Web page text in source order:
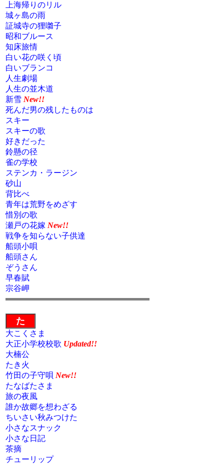
上海帰りのリル
城ヶ島の雨
証城寺の狸囃子
昭和ブルース
知床旅情
白い花の咲く頃
白いブランコ
人生劇場
人生の並木道
新雪 New!!
死んだ男の残したものは
スキー
スキーの歌
好きだった
鈴懸の径
雀の学校
ステンカ・ラージン
砂山
背比べ
青年は荒野をめざす
惜別の歌
瀬戸の花嫁 New!!
戦争を知らない子供達
船頭小唄
船頭さん
ぞうさん
早春賦
宗谷岬
た
大こくさま
大正小学校校歌 Updated!!
大楠公
たき火
竹田の子守唄 New!!
たなばたさま
旅の夜風
誰か故郷を想わざる
ちいさい秋みつけた
小さなスナック
小さな日記
茶摘
チューリップ